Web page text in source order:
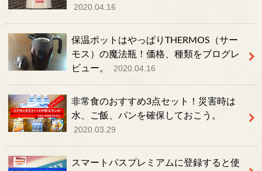
2020.04.16
保温ポットはやっぱりTHERMOS（サー
モス）の魔法瓶！価格、種類をブログレ
ビュー。
2020.04.16
非常食のおすすめ3点セット！災害時は
水、ご飯、パンを確保しておこう。
2020.03.29
スマートパスプレミアムに登録すると使